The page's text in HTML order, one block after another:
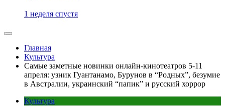
1 неделя спустя
Главная
Культура
Самые заметные новинки онлайн-кинотеатров 5-11
апреля: узник Гуантанамо, Бурунов в “Родных”, безумие
в Австралии, украинский “папик” и русский хоррор
Культура